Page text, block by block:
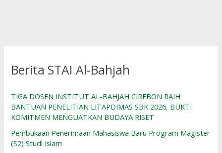
Berita STAI Al-Bahjah
TIGA DOSEN INSTITUT AL-BAHJAH CIREBON RAIH
BANTUAN PENELITIAN LITAPDIMAS SBK 2026, BUKTI
KOMITMEN MENGUATKAN BUDAYA RISET
Pembukaan Penerimaan Mahasiswa Baru Program Magister
(S2) Studi Islam